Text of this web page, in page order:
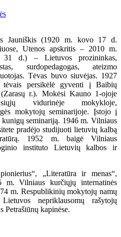
Jauniškis (1920 m. kovo 17 d.
Utenos apskritis – 2010 m.
31 d.) – Lietuvos prozininkas,
surdopedagogas, ateizmo
Tėvas buvo siuvėjas. 1927
persikėlė gyventi į Baibių
r.). Mokėsi Kauno 1-ojoje
vidurinėje mokykloje,
mokytojų seminarijoje. Įstojo į
seminariją. 1946 m. Vilniaus
pradėjo studijuoti lietuvių kalbą
1952 m. baigė Vilniaus
instituto Lietuvių kalbos ir
„Literatūra ir menas“,
m. Vilniaus kurčiųjų internatinės
m. Respublikinių mokytojų namų
nepriklausomų rašytojų
Petrašiūnų kapinėse.